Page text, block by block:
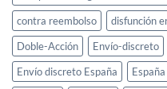
contra reembolso
disfunción
Doble-Acción
Envío-discreto
Envío discreto España
España